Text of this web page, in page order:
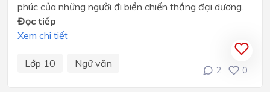
phúc của những người đi biển chiến thắng đại dương.
Đọc tiếp
Xem chi tiết
Lớp 10 Ngữ văn
2 0